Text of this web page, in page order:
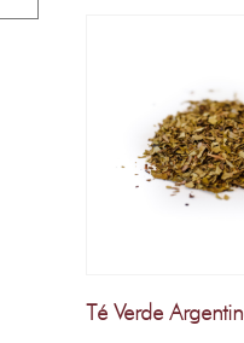
Té Verde